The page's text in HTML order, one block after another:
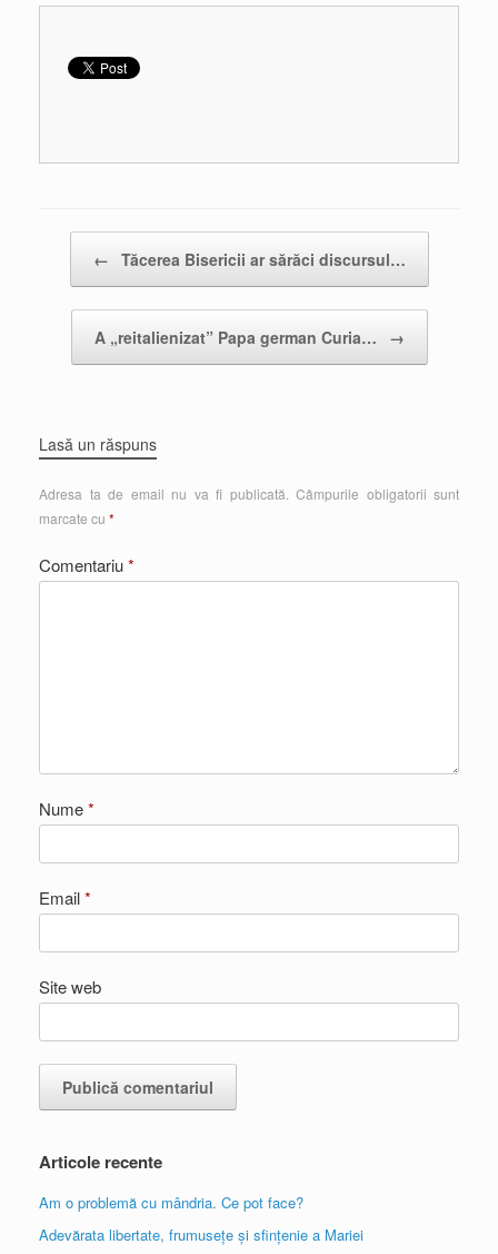
← Tăcerea Bisericii ar sărăci discursul…
A „reitalienizat” Papa german Curia… →
Lasă un răspuns
Adresa ta de email nu va fi publicată. Câmpurile obligatorii sunt
marcate cu *
Comentariu*
Nume*
Email*
Site web
Articole recente
Am o problemă cu mândria. Ce pot face?
Adevărata libertate, frumusețe și sfințenie a Mariei